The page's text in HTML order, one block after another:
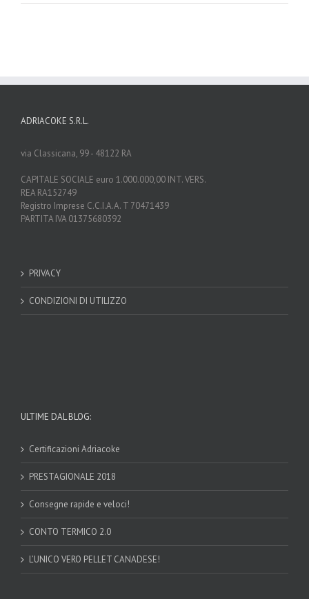
ADRIACOKE S.R.L.
via Classicana, 99 - 48122 RA
CAPITALE SOCIALE euro 1.000.000,00 INT. VERS.
REA RA152749
Registro Imprese C.C.I.A.A. T 70471439
PARTITA IVA 01375680392
PRIVACY
CONDIZIONI DI UTILIZZO
ULTIME DAL BLOG:
Certificazioni Adriacoke
PRESTAGIONALE 2018
Consegne rapide e veloci!
CONTO TERMICO 2.0
L’UNICO VERO PELLET CANADESE!